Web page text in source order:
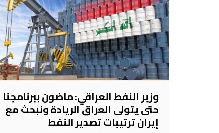
وزير النفط العراقي: ماضون ببرنامجنا
حتى يتولى العراق الريادة ونبحث مع
إيران ترتيبات تصدير النفط